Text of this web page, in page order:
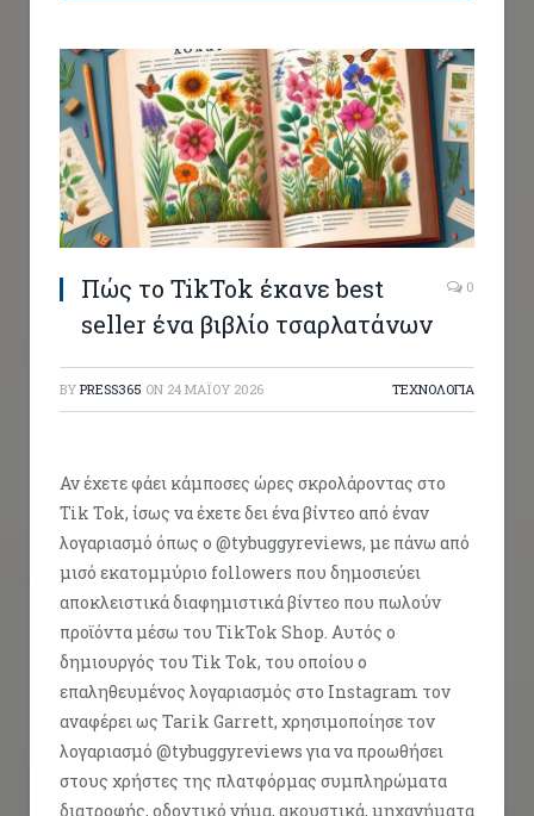
Πώς το TikTok έκανε best
seller ένα βιβλίο τσαρλατάνων
0
BY PRESS365 ON 24 ΜΑΪ́ΟΥ 2026 ΤΕΧΝΟΛΟΓΙΑ
Αν έχετε φάει κάμποσες ώρες σκρολάροντας στο
Tik Tok, ίσως να έχετε δει ένα βίντεο από έναν
λογαριασμό όπως ο @tybuggyreviews, με πάνω από
μισό εκατομμύριο followers που δημοσιεύει
αποκλειστικά διαφημιστικά βίντεο που πωλούν
προϊόντα μέσω του TikTok Shop. Αυτός ο
δημιουργός του Tik Tok, του οποίου ο
επαληθευμένος λογαριασμός στο Instagram τον
αναφέρει ως Tarik Garrett, χρησιμοποίησε τον
λογαριασμό @tybuggyreviews για να προωθήσει
στους χρήστες της πλατφόρμας συμπληρώματα
διατροφής, οδοντικό νήμα, ακουστικά, μηχανήματα